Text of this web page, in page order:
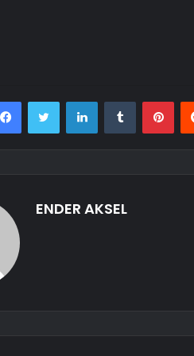
FacebookTwitter LinkedInTumblr
ENDER AKSEL